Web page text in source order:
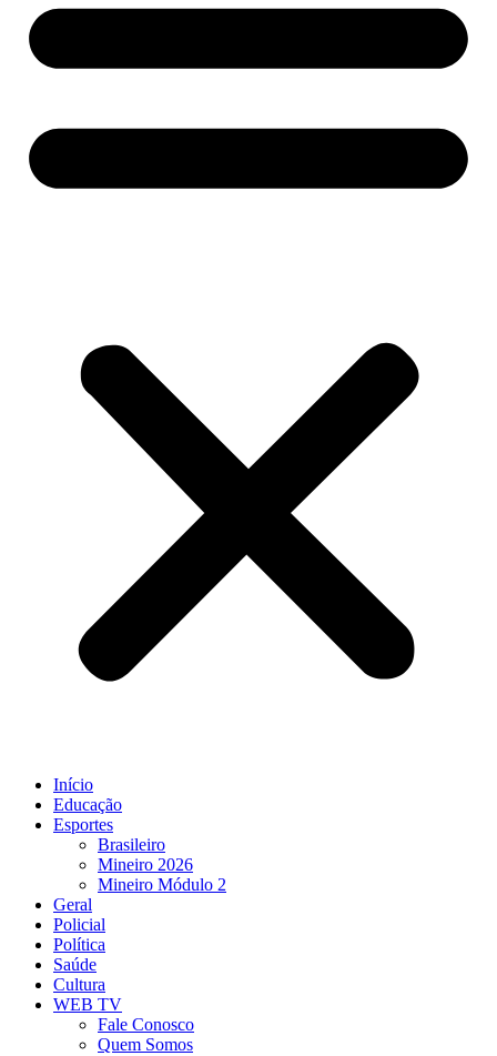
Início
Educação
Esportes
Brasileiro
Mineiro 2026
Mineiro Módulo 2
Geral
Policial
Política
Saúde
Cultura
WEB TV
Fale Conosco
Quem Somos